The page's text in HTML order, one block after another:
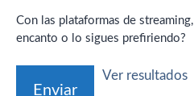
Con las plataformas de streaming, ¿ha perdido el cine su
encanto o lo sigues prefiriendo?
Ver resultados